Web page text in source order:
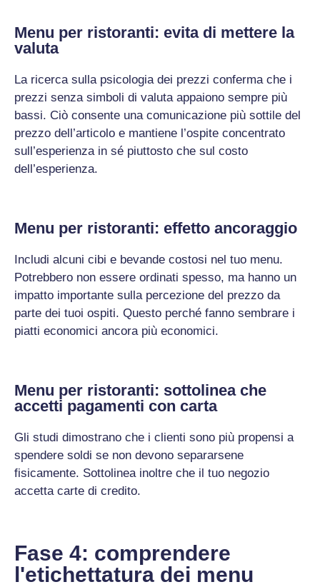
Menu per ristoranti: evita di mettere la
valuta
La ricerca sulla psicologia dei prezzi conferma che i
prezzi senza simboli di valuta appaiono sempre più
bassi. Ciò consente una comunicazione più sottile del
prezzo dell’articolo e mantiene l’ospite concentrato
sull’esperienza in sé piuttosto che sul costo
dell’esperienza.
Menu per ristoranti: effetto ancoraggio
Includi alcuni cibi e bevande costosi nel tuo menu.
Potrebbero non essere ordinati spesso, ma hanno un
impatto importante sulla percezione del prezzo da
parte dei tuoi ospiti. Questo perché fanno sembrare i
piatti economici ancora più economici.
Menu per ristoranti: sottolinea che
accetti pagamenti con carta
Gli studi dimostrano che i clienti sono più propensi a
spendere soldi se non devono separarsene
fisicamente. Sottolinea inoltre che il tuo negozio
accetta carte di credito.
Fase 4: comprendere
l'etichettatura dei menu